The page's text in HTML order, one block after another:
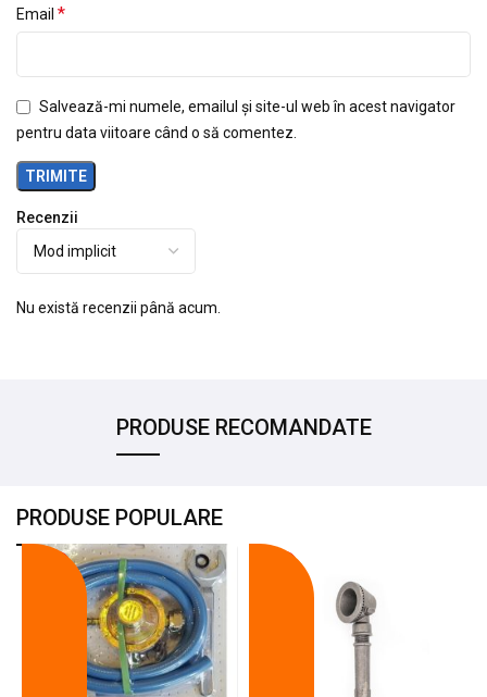
Recenzii
Nu există recenzii până acum.
Email *
Salvează-mi numele, emailul și site-ul web în acest navigator
pentru data viitoare când o să comentez.
PRODUSE RECOMANDATE
PRODUSE POPULARE